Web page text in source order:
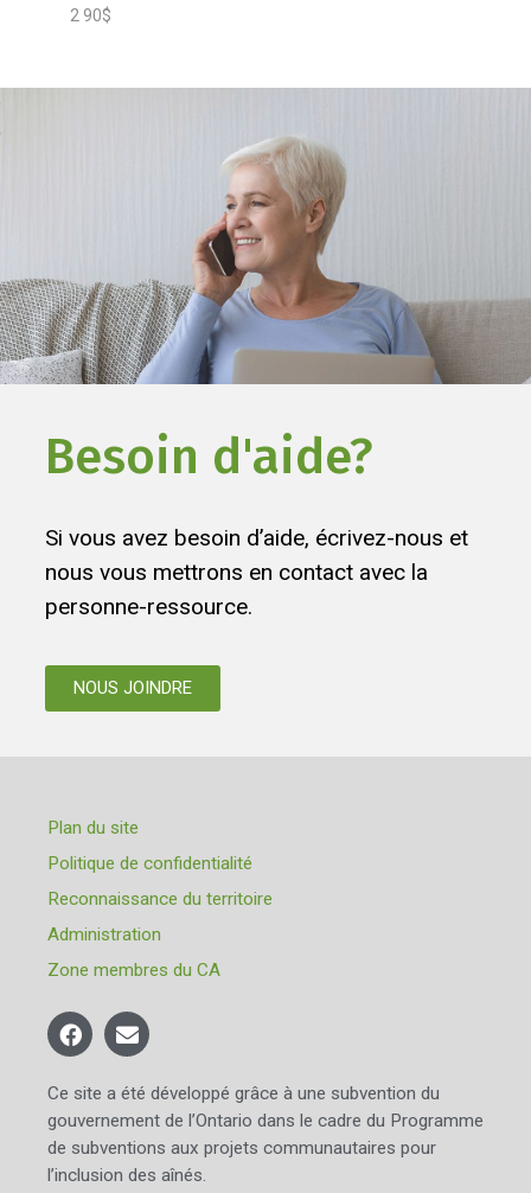
2 90$
Besoin d'aide?
Si vous avez besoin d’aide, écrivez-nous et
nous vous mettrons en contact avec la
personne-ressource.
NOUS JOINDRE
Plan du site
Politique de confidentialité
Reconnaissance du territoire
Administration
Zone membres du CA
Ce site a été développé grâce à une subvention du
gouvernement de l’Ontario dans le cadre du Programme
de subventions aux projets communautaires pour
l’inclusion des aînés.